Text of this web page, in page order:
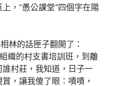
，“愚公課堂”四個字在陽
林的話匣子翻開了：
織的村支書培訓班，到離
村莊，我知道，日子一
，讓我傻了眼：嘖嘖，